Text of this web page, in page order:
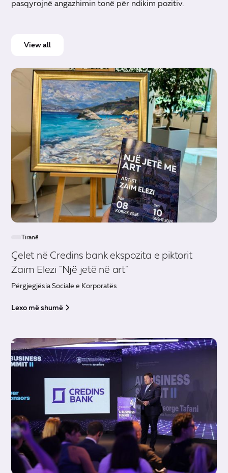
pasqyrojnë angazhimin tonë për ndikim pozitiv.
View all
Tiranë
Çelet në Credins bank ekspozita e piktorit
Zaim Elezi "Një jetë në art"
Përgjegjësia Sociale e Korporatës
Lexo më shumë